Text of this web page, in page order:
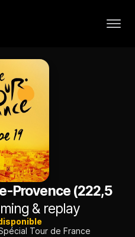
Provence (222,5
& replay
Tour de France